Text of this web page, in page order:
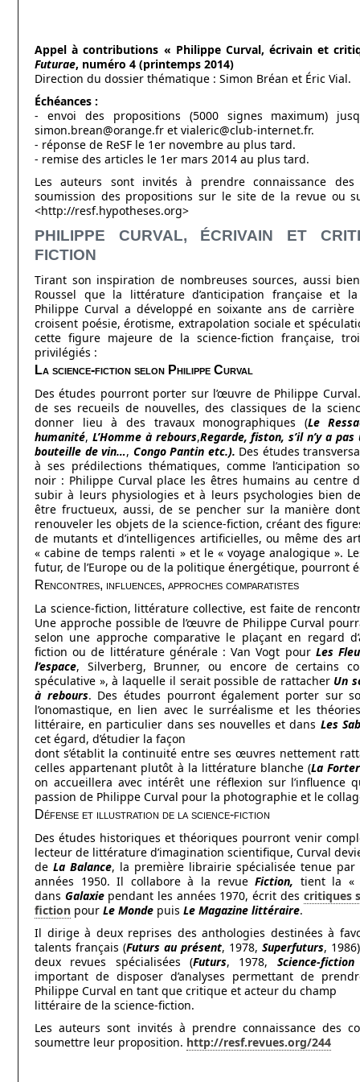
Appel à contributions « Philippe Curval, écrivain et
Futurae, numéro 4 (printemps 2014)
Direction du dossier thématique : Simon Bréan et Éric Vial.
Échéances :
- envoi des propositions (5000 signes maximum)
simon.brean@orange.fr et vialeric@club-internet.fr.
- réponse de ReSF le 1er novembre au plus tard.
- remise des articles le 1er mars 2014 au plus tard.
Les auteurs sont invités à prendre connaissance des
soumission des propositions sur le site de la revue ou
<http://resf.hypotheses.org>
PHILIPPE CURVAL, ÉCRIVAIN ET
FICTION
Tirant son inspiration de nombreuses sources, aussi
Roussel que la littérature d’anticipation française et
Philippe Curval a développé en soixante ans de
croisent poésie, érotisme, extrapolation sociale et
cette figure majeure de la science-fiction française,
privilégiés :
La science-fiction selon Philippe Curval
Des études pourront porter sur l’œuvre de Philippe
de ses recueils de nouvelles, des classiques de la
donner lieu à des travaux monographiques (Le
humanité, L’Homme à rebours,Regarde, fiston, s’il n’y a
bouteille de vin…, Congo Pantin etc.). Des études
à ses prédilections thématiques, comme l’anticipation
noir : Philippe Curval place les êtres humains au centre
subir à leurs physiologies et à leurs psychologies bien
être fructueux, aussi, de se pencher sur la manière
renouveler les objets de la science-fiction, créant des
de mutants et d’intelligences artificielles, ou même des
« cabine de temps ralenti » et le « voyage analogique ».
futur, de l’Europe ou de la politique énergétique, pourront
Rencontres, influences, approches comparatistes
La science-fiction, littérature collective, est faite de
Une approche possible de l’œuvre de Philippe Curval
selon une approche comparative le plaçant en regard
fiction ou de littérature générale : Van Vogt pour Les
l’espace, Silverberg, Brunner, ou encore de certains
spéculative », à laquelle il serait possible de rattacher Un
à rebours. Des études pourront également porter sur
l’onomastique, en lien avec le surréalisme et les
littéraire, en particulier dans ses nouvelles et dans Les
cet égard, d’étudier la façon
dont s’établit la continuité entre ses œuvres nettement
celles appartenant plutôt à la littérature blanche (La
on accueillera avec intérêt une réflexion sur l’influence
passion de Philippe Curval pour la photographie et le
Défense et illustration de la science-fiction
Des études historiques et théoriques pourront venir
lecteur de littérature d’imagination scientifique, Curval
de La Balance, la première librairie spécialisée tenue par
années 1950. Il collabore à la revueFiction, tient la «
dans Galaxiependant les années 1970, écrit des critiques
fiction pour Le Monde puis Le Magazine littéraire.
Il dirige à deux reprises des anthologies destinées à
talents français (Futurs au présent, 1978, Superfuturs,
deux revues spécialisées (Futurs, 1978, Science-fiction
important de disposer d’analyses permettant de
Philippe Curval en tant que critique et acteur du champ
littéraire de la science-fiction.
Les auteurs sont invités à prendre connaissance des
soumettre leur proposition. http://resf.revues.org/244